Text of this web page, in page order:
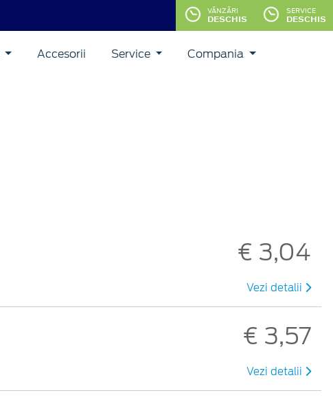
VĂNZĂRI
DESCHIS
SERVICE
DESCHIS
Accesorii Service Compania
€ 3,04
Vezi detalii
€ 3,57
Vezi detalii